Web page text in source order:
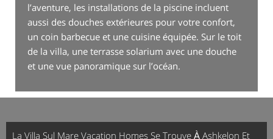
l’aventure, les installations de la piscine incluent
aussi des douches extérieures pour votre confort,
un coin barbecue et une cuisine équipée. Sur le toit
de la villa, une terrasse solarium avec une douche
et une vue panoramique sur l’océan.
La Villa Sul Mare Vacation Homes Se Trouve À Ashkelon Et